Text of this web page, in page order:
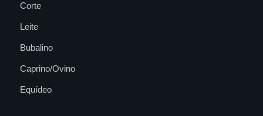
Corte
Leite
Bubalino
Caprino/Ovino
Equídeo